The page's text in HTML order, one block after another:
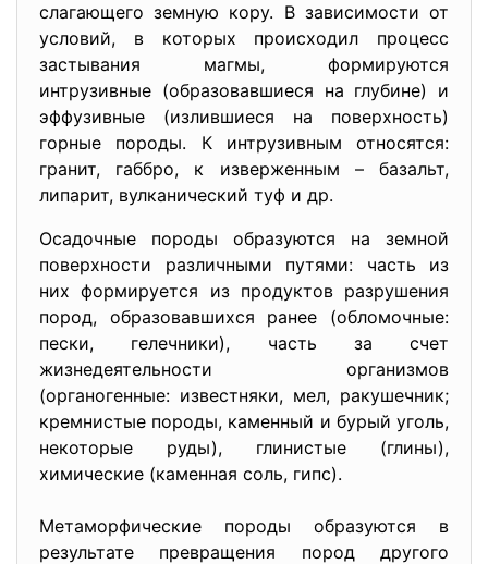
слагающего земную кору. В зависимости от
условий, в которых происходил процесс
застывания магмы, формируются
интрузивные (образовавшиеся на глубине) и
эффузивные (излившиеся на поверхность)
горные породы. К интрузивным относятся:
гранит, габбро, к изверженным – базальт,
липарит, вулканический туф и др.
Осадочные породы образуются на земной
поверхности различными путями: часть из
них формируется из продуктов разрушения
пород, образовавшихся ранее (обломочные:
пески, гелечники), часть за счет
жизнедеятельности организмов
(органогенные: известняки, мел, ракушечник;
кремнистые породы, каменный и бурый уголь,
некоторые руды), глинистые (глины),
химические (каменная соль, гипс).
Метаморфические породы образуются в
результате превращения пород другого